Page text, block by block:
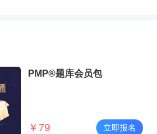
PMP®题库会员包
￥ 79 立即报名